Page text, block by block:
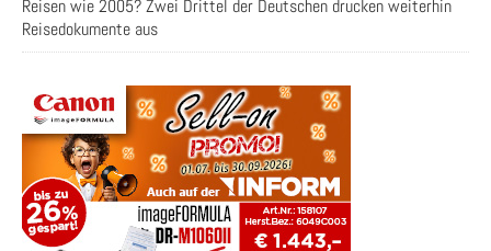
Reisen wie 2005? Zwei Drittel der Deutschen drucken weiterhin
Reisedokumente aus